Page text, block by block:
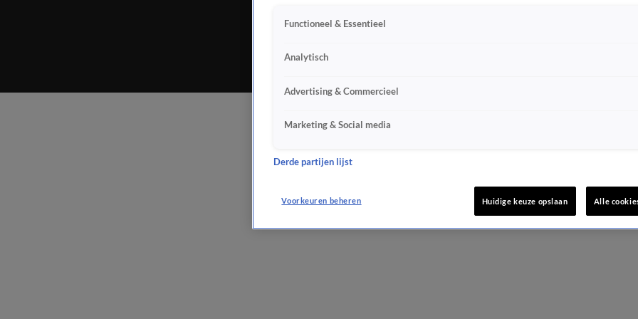
Functioneel & Essentieel
Analytisch
Advertising & Commercieel
Marketing & Social media
Derde partijen lijst
Voorkeuren beheren Huidige keuze opslaan Alle